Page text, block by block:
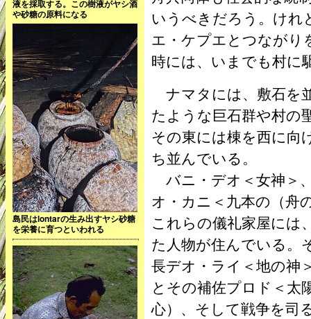
いうべきだろう。けれ
エ・ケプエとつながり
時には、いまでも村に
ナマタには、敷石を
たような巨石群や村の
その東には棟を西に向
ち並んでいる。
バニ・デオ＜女神＞
オ・カニ＜九本の（舟
これらの儀礼家屋には
た人物が住んでいる。
長デオ・ライ＜地の神
とその補佐プロド＜太
心）、そして戦争を司
液を採取する。この樹液がヤシ酒
や砂糖の原料になる
島民はlontarの生み出すヤシ砂糖
を栄養に育つといわれる